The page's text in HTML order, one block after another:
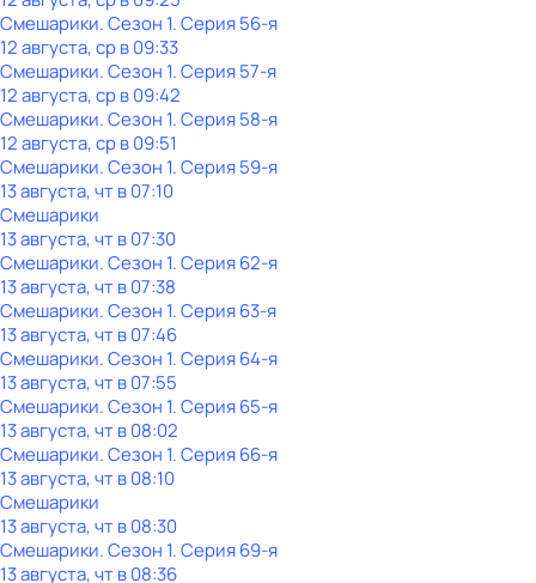
Смешарики. Сезон 1. Серия 56-я
12 августа, ср в 09:33
Смешарики. Сезон 1. Серия 57-я
12 августа, ср в 09:42
Смешарики. Сезон 1. Серия 58-я
12 августа, ср в 09:51
Смешарики. Сезон 1. Серия 59-я
13 августа, чт в 07:10
Смешарики
13 августа, чт в 07:30
Смешарики. Сезон 1. Серия 62-я
13 августа, чт в 07:38
Смешарики. Сезон 1. Серия 63-я
13 августа, чт в 07:46
Смешарики. Сезон 1. Серия 64-я
13 августа, чт в 07:55
Смешарики. Сезон 1. Серия 65-я
13 августа, чт в 08:02
Смешарики. Сезон 1. Серия 66-я
13 августа, чт в 08:10
Смешарики
13 августа, чт в 08:30
Смешарики. Сезон 1. Серия 69-я
13 августа, чт в 08:36